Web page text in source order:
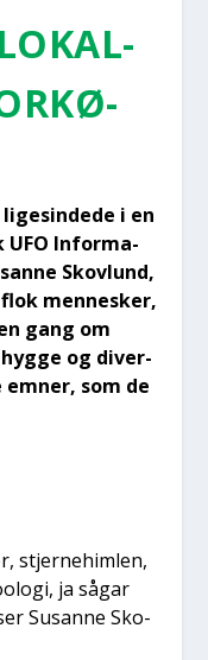
i en
UFO Infor­ma­
Sko­vlund,
men­ne­sker,
gang om
og diver­
som de
stjer­ne­him­len,
ja sågar
Sus­an­ne Sko­